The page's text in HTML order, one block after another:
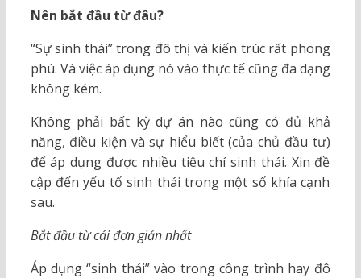
Nên bắt đầu từ đâu?
“Sự sinh thái” trong đô thị và kiến trúc rất phong
phú. Và việc áp dụng nó vào thực tế cũng đa dạng
không kém.
Không phải bất kỳ dự án nào cũng có đủ khả
năng, điều kiện và sự hiểu biết (của chủ đầu tư)
để áp dụng được nhiều tiêu chí sinh thái. Xin đề
cập đến yếu tố sinh thái trong một số khía cạnh
sau.
Bắt đầu từ cái đơn giản nhất
Áp dụng “sinh thái” vào trong công trình hay đô